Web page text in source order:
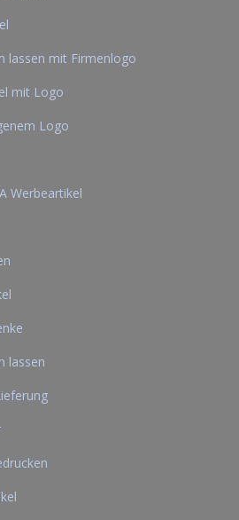
lassen mit Firmenlogo
mit Logo
Logo
Werbeartikel
lassen